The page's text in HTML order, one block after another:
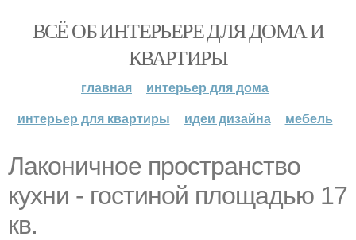
ВСЁ ОБ ИНТЕРЬЕРЕ ДЛЯ ДОМА И
КВАРТИРЫ
главная
интерьер для дома
интерьер для квартиры
идеи дизайна мебель
Лаконичное пространство
кухни - гостиной площадью 17
кв.